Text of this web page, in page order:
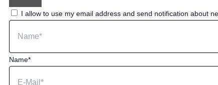
I allow to use my email address and send notification about
Name*